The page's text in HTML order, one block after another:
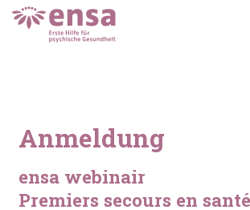
Anmeldung
ensa webinair
Premiers secours en